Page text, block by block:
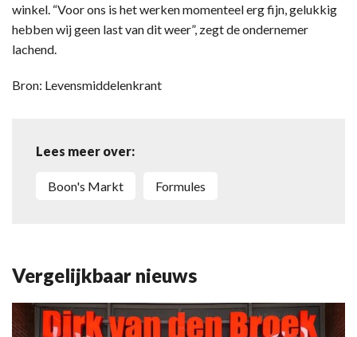
winkel. “Voor ons is het werken momenteel erg fijn, gelukkig
hebben wij geen last van dit weer”, zegt de ondernemer
lachend.
Bron: Levensmiddelenkrant
Lees meer over:
Boon's Markt Formules
Vergelijkbaar nieuws